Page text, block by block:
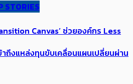
STORIES
Canvas’ ช่วย​องค์กร​ Less
ถึงแหล่งทุนขับเคลื่อนแผนเปลี่ยนผ่าน